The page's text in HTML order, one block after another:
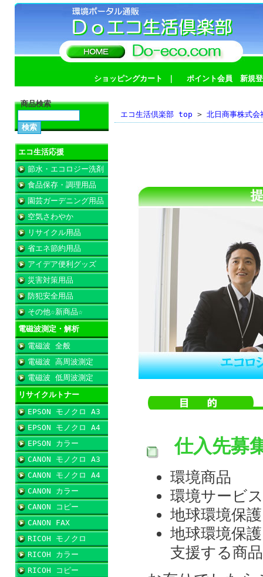
ショッピングカート ポイント会員 新規
商品検索
エコ生活応援
節水・エコロジー洗剤
食品保存・調理用品
園芸ガーデニング用品
空気さわやか
リサイクル用品
省エネ節約用品
アイデア便利グッズ
災害対策用品
防犯安全用品
その他☆新商品☆
電磁波測定・解析
電磁波 全般
電磁波 高周波測定
電磁波 低周波測定
リサイクルトナー
EPSON モノクロ A3
EPSON モノクロ A4
EPSON カラー
CANON モノクロ A3
CANON モノクロ A4
CANON カラー
CANON コピー
CANON FAX
RICOH モノクロ
RICOH カラー
RICOH コピー
エコ生活倶楽部 top > 北日商事株式会
仕入先募
環境商品
環境サービス
地球環境保
地球環境保
支援する商